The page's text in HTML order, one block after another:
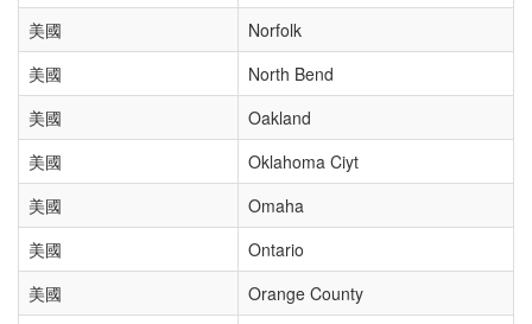
美國
Norfolk
美國
North Bend
美國
Oakland
美國
Oklahoma Ciyt
美國
Omaha
美國
Ontario
美國
Orange County